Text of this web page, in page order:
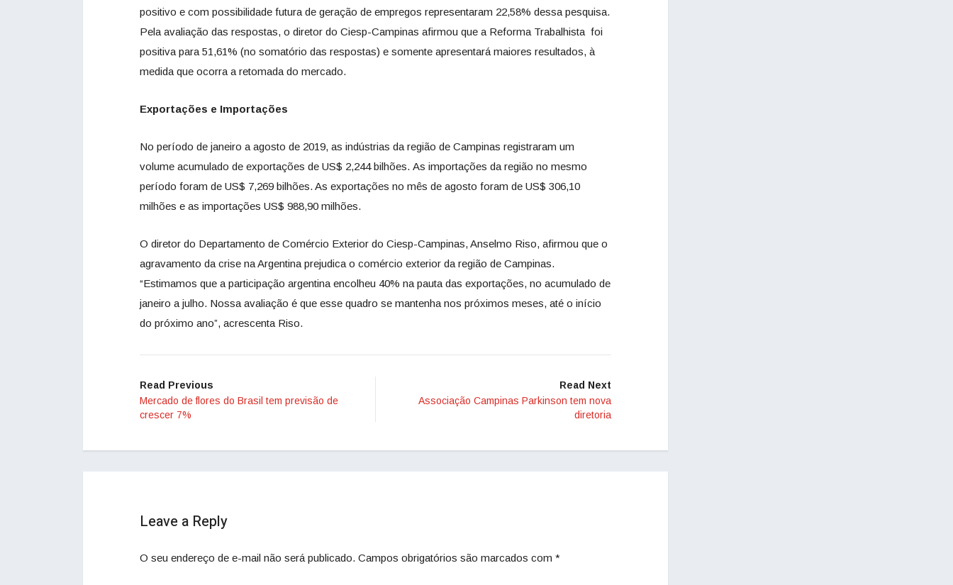
positivo e com possibilidade futura de geração de empregos representaram 22,58% dessa pesquisa.
Pela avaliação das respostas, o diretor do Ciesp-Campinas afirmou que a Reforma Trabalhista foi
positiva para 51,61% (no somatório das respostas) e somente apresentará maiores resultados, à
medida que ocorra a retomada do mercado.
Exportações e Importações
No período de janeiro a agosto de 2019, as indústrias da região de Campinas registraram um
volume acumulado de exportações de US$ 2,244 bilhões. As importações da região no mesmo
período foram de US$ 7,269 bilhões. As exportações no mês de agosto foram de US$ 306,10
milhões e as importações US$ 988,90 milhões.
O diretor do Departamento de Comércio Exterior do Ciesp-Campinas, Anselmo Riso, afirmou que o
agravamento da crise na Argentina prejudica o comércio exterior da região de Campinas.
“Estimamos que a participação argentina encolheu 40% na pauta das exportações, no acumulado de
janeiro a julho. Nossa avaliação é que esse quadro se mantenha nos próximos meses, até o início
do próximo ano”, acrescenta Riso.
Read Previous
Mercado de flores do Brasil tem previsão de
crescer 7%
Read Next
Associação Campinas Parkinson tem nova
diretoria
Leave a Reply
O seu endereço de e-mail não será publicado. Campos obrigatórios são marcados com *